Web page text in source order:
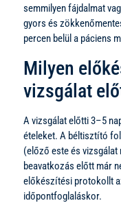
semmilyen fájdalmat
gyors és
percen belül a páciens
Milyen
vizsgálat
A vizsgálat előtti 3–5
ételeket. A béltisztító
(előző este és vizsgálat
beavatkozás előtt már
előkészítési protokollt
időpontfoglaláskor.